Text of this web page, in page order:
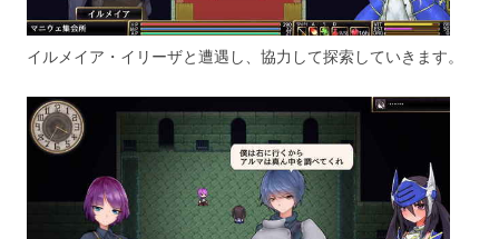
イルメイア・イリーザと遭遇し、協力して探索していきます。